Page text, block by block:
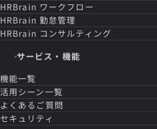
HRBrain ワークフロー
HRBrain 勤怠管理
HRBrain コンサルティング
サービス・機能
機能一覧
活用シーン一覧
よくあるご質問
セキュリティ